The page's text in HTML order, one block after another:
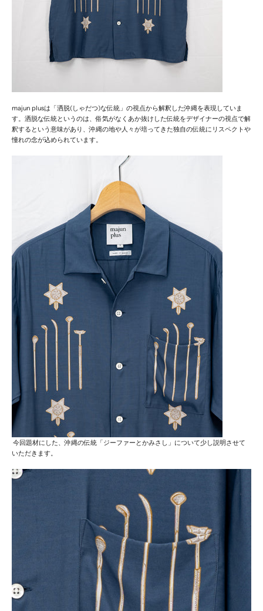
majun plusは「洒脱(しゃだつ)な伝統」の視点から解釈した沖縄を表現していま
す。洒脱な伝統というのは、俗気がなくあか抜けした伝統をデザイナーの視点で解
釈するという意味があり、沖縄の地や人々が培ってきた独自の伝統にリスペクトや
憧れの念が込められています。
今回題材にした、沖縄の伝統「ジーファーとかみさし」について少し説明させて
いただきます。